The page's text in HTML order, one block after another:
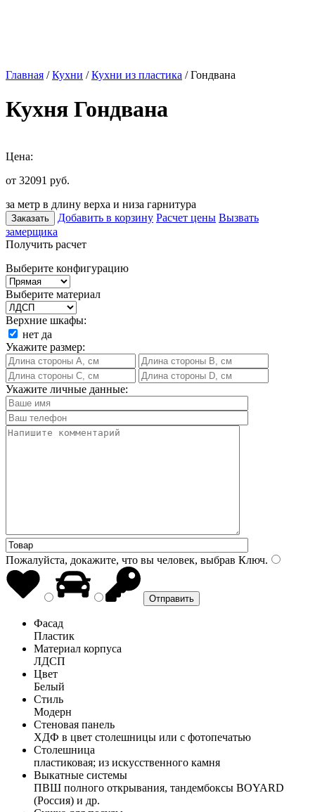
Главная /Кухни /Кухни из пластика / Гондвана
Кухня Гондвана
Цена:
от 32091 руб.
за метр в длину верха и низа гарнитура
Заказать Добавить в корзину Расчет цены Вызвать
замерщика
Получить расчет
Выберите конфигурацию
Выберите материал
Верхние шкафы:
нет да
Укажите размер:
Укажите личные данные:
Пожалуйста, докажите, что вы человек, выбрав Ключ.
Фасад
Пластик
Материал корпуса
ЛДСП
Цвет
Белый
Стиль
Модерн
Стеновая панель
ХДФ в цвет столешницы или с фотопечатью
Столешница
пластиковая; из искусственного камня
Выкатные системы
ПВШ полного открывания, тандембоксы BOYARD
(Россия) и др.